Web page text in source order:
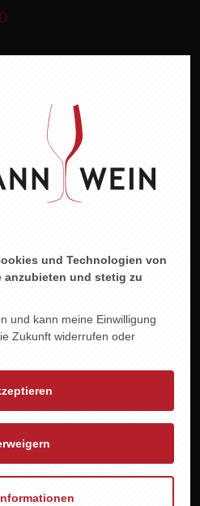
und Technologien von
anzubieten und stetig zu
und kann meine Einwilligung
Zukunft widerrufen oder